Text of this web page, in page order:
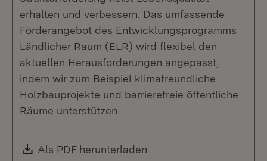
erhalten und verbessern. Das umfassende
Förderangebot des Entwicklungsprogramms
Ländlicher Raum (ELR) wird flexibel den
aktuellen Herausforderungen angepasst,
indem wir zum Beispiel klimafreundliche
Holzbauprojekte und barrierefreie öffentliche
Räume unterstützen.
Download:
Als PDF herunterladen